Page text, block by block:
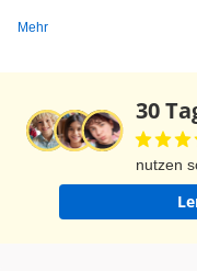
Mehr
30
nutzen